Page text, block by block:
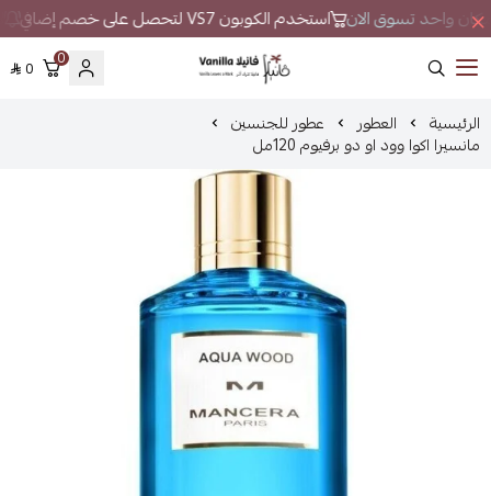
مكان واحد تسوق الان استخدم الكوبون VS7 لتحصل على خصم إضافي
فانيلا
0
0
الرئيسية العطور عطور للجنسين
مانسيرا اكوا وود او دو برفيوم 120مل